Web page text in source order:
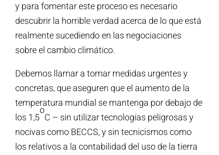
y para fomentar este proceso es necesario
descubrir la horrible verdad acerca de lo que está
realmente sucediendo en las negociaciones
sobre el cambio climático.
Debemos llamar a tomar medidas urgentes y
concretas, que aseguren que el aumento de la
temperatura mundial se mantenga por debajo de
los 1,5
o
C – sin utilizar tecnologías peligrosas y
nocivas como BECCS, y sin tecnicismos como
los relativos a la contabilidad del uso de la tierra